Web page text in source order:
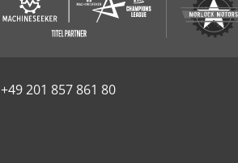
+49 201 857 861 80